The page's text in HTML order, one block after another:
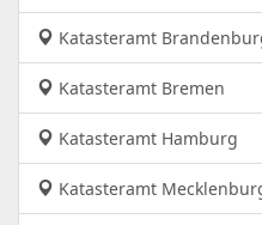
Katasteramt
Katasteramt Bremen
Katasteramt Hamburg
Katasteramt